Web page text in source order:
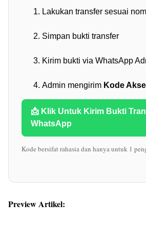
Lakukan transfer sesuai
Simpan bukti transfer
Kirim bukti via WhatsApp
Admin mengirim Kode
📩 Klik Untuk Kirim Bukti
WhatsApp
Kode bersifat rahasia dan hanya untuk 1
Preview Artikel: